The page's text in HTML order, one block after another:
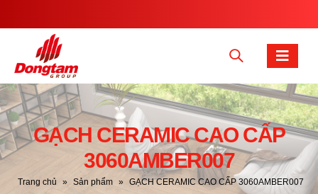
GẠCH CERAMIC CAO CẤP
3060AMBER007
Trang chủ » Sản phẩm » GẠCH CERAMIC CAO CẤP 3060AMBER007